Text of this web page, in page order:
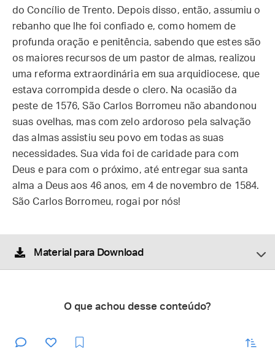
do Concílio de Trento. Depois disso, então, assumiu o
rebanho que lhe foi confiado e, como homem de
profunda oração e penitência, sabendo que estes são
os maiores recursos de um pastor de almas, realizou
uma reforma extraordinária em sua arquidiocese, que
estava corrompida desde o clero. Na ocasião da
peste de 1576, São Carlos Borromeu não abandonou
suas ovelhas, mas com zelo ardoroso pela salvação
das almas assistiu seu povo em todas as suas
necessidades. Sua vida foi de caridade para com
Deus e para com o próximo, até entregar sua santa
alma a Deus aos 46 anos, em 4 de novembro de 1584.
São Carlos Borromeu, rogai por nós!
Material para Download
O que achou desse conteúdo?
enviar